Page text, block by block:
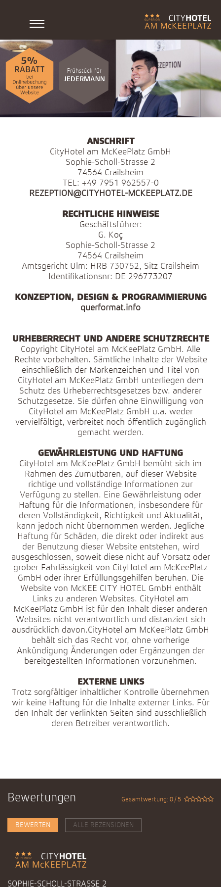
ANSCHRIFT
CityHotel am McKeePlatz GmbH
Sophie-Scholl-Strasse 2
74564 Crailsheim
TEL: +49 7951 962557-0
REZEPTION@CITYHOTEL-MCKEEPLATZ.DE
RECHTLICHE HINWEISE
Geschäftsführer:
G. Koç
Sophie-Scholl-Strasse 2
74564 Crailsheim
Amtsgericht Ulm: HRB 730752, Sitz Crailsheim
Identifikationsnr: DE 296773207
KONZEPTION, DESIGN & PROGRAMMIERUNG
querformat.info
URHEBERRECHT UND ANDERE SCHUTZRECHTE
Copyright CityHotel am McKeePlatz GmbH. Alle
Rechte vorbehalten. Sämtliche Inhalte der Website
einschließlich der Markenzeichen und Titel von
CityHotel am McKeePlatz GmbH unterliegen dem
Schutz des Urheberrechtsgesetzes bzw. anderer
Schutzgesetze. Sie dürfen ohne Einwilligung von
CityHotel am McKeePlatz GmbH u.a. weder
vervielfältigt, verbreitet noch öffentlich zugänglich
gemacht werden.
GEWÄHRLEISTUNG UND HAFTUNG
CityHotel am McKeePlatz GmbH bemüht sich im
Rahmen des Zumutbaren, auf dieser Website
richtige und vollständige Informationen zur
Verfügung zu stellen. Eine Gewährleistung oder
Haftung für die Informationen, insbesondere für
deren Vollständigkeit, Richtigkeit und Aktualität,
kann jedoch nicht übernommen werden. Jegliche
Haftung für Schäden, die direkt oder indirekt aus
der Benutzung dieser Website entstehen, wird
ausgeschlossen, soweit diese nicht auf Vorsatz oder
grober Fahrlässigkeit von CityHotel am McKeePlatz
GmbH oder ihrer Erfüllungsgehilfen beruhen. Die
Website von McKEE CITY HOTEL GmbH enthält
Links zu anderen Websites. CityHotel am
McKeePlatz GmbH ist für den Inhalt dieser anderen
Websites nicht verantwortlich und distanziert sich
ausdrücklich davon.CityHotel am McKeePlatz GmbH
behält sich das Recht vor, ohne vorherige
Ankündigung Änderungen oder Ergänzungen der
bereitgestellten Informationen vorzunehmen.
EXTERNE LINKS
Trotz sorgfältiger inhaltlicher Kontrolle übernehmen
wir keine Haftung für die Inhalte externer Links. Für
den Inhalt der verlinkten Seiten sind ausschließlich
deren Betreiber verantwortlich.
Bewertungen Gesamtwertung: 0 / 5
BEWERTEN ALLE REZENSIONEN
SOPHIE-SCHOLL-STRASSE 2